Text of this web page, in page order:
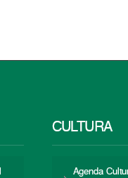
CULTURA
Agenda